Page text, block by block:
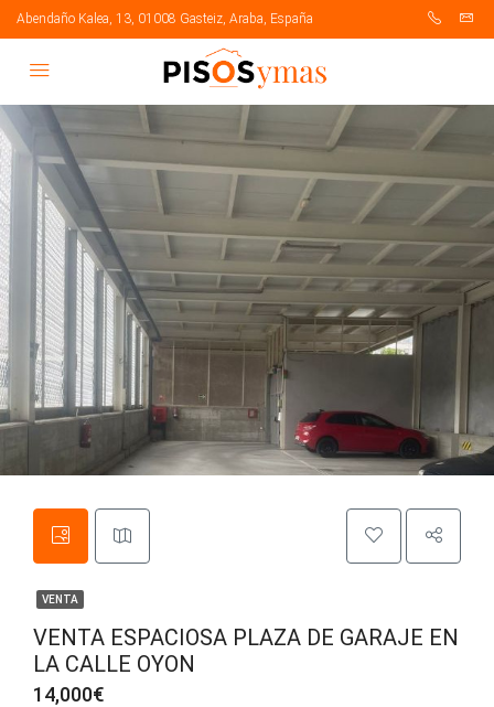
Abendaño Kalea, 13, 01008 Gasteiz, Araba, España
VENTA
VENTA ESPACIOSA PLAZA DE GARAJE EN
LA CALLE OYON
14,000€